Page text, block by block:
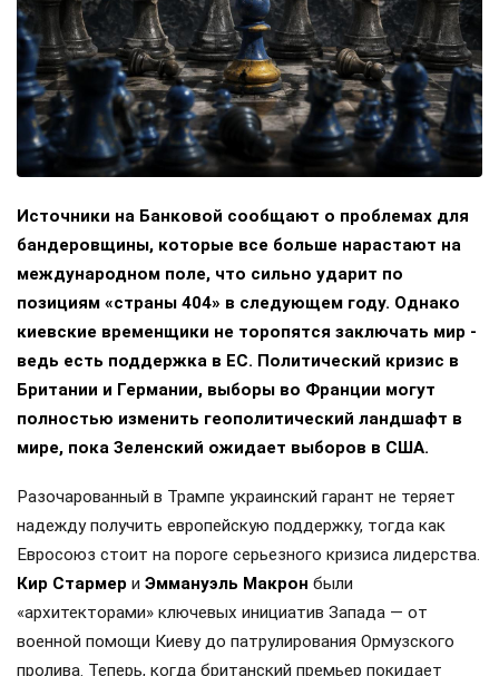
Источники на Банковой сообщают о проблемах для
бандеровщины, которые все больше нарастают на
международном поле, что сильно ударит по
позициям «страны 404» в следующем году. Однако
киевские временщики не торопятся заключать мир -
ведь есть поддержка в ЕС. Политический кризис в
Британии и Германии, выборы во Франции могут
полностью изменить геополитический ландшафт в
мире, пока Зеленский ожидает выборов в США.
Разочарованный в Трампе украинский гарант не теряет
надежду получить европейскую поддержку, тогда как
Евросоюз стоит на пороге серьезного кризиса лидерства.
Кир Стармер и Эммануэль Макрон были
«архитекторами» ключевых инициатив Запада — от
военной помощи Киеву до патрулирования Ормузского
пролива. Теперь, когда британский премьер покидает